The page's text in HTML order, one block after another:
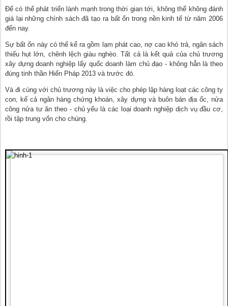
Để có thể phát triển lành mạnh trong thời gian tới, không thể không đánh
giá lại những chính sách đã tạo ra bất ổn trong nền kinh tế từ năm 2006
đến nay.
Sự bất ổn này có thể kể ra gồm lạm phát cao, nợ cao khó trả, ngân sách
thiếu hụt lớn, chênh lệch giàu nghèo. Tất cả là kết quả của chủ trương
xây dựng doanh nghiệp lấy quốc doanh làm chủ đạo - không hẳn là theo
đúng tinh thần Hiến Pháp 2013 và trước đó.
Và đi cùng với chủ trương này là việc cho phép lập hàng loạt các công ty
con, kể cả ngân hàng chứng khoán, xây dựng và buôn bán địa ốc, nửa
công nửa tư ăn theo - chủ yếu là các loại doanh nghiệp dịch vụ đầu cơ,
rồi tập trung vốn cho chúng.